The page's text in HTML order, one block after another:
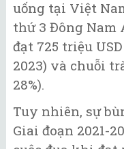
uống tại Việt
thứ 3 Đông Nam
đạt 725 triệu
2023) và chuỗi
28%).
Tuy nhiên, sự
Giai đoạn 2021-